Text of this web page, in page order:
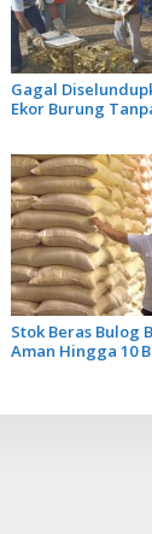
Gagal
Ekor Burung
Stok Beras Bulog
Aman Hingga 10